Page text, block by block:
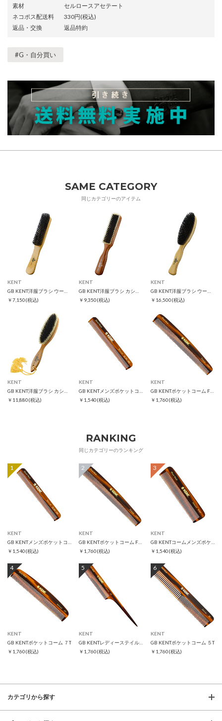
素材
セルロースアセテート
ネコポス配送料
330円(税込)
返品・交換
返品特約
#G・自分買い
SAME CATEGORY
同じカテゴリーのアイテム
KENT
￥7,150(税込)
KENT
￥9,350(税込)
KENT
￥16,500(税込)
KENT
￥11,880(税込)
KENT
￥1,540(税込)
KENT
GB KENTポケットコーム F3T
￥1,760(税込)
RANKING
同じカテゴリーのランキング
1
KENT
￥1,540(税込)
2
KENT
￥1,760(税込)
3
KENT
￥1,540(税込)
4
KENT
GB KENTポケットコーム ７T
￥1,760(税込)
5
KENT
￥1,760(税込)
6
KENT
GB KENTポケットコーム ５T
￥1,760(税込)
カテゴリから探す